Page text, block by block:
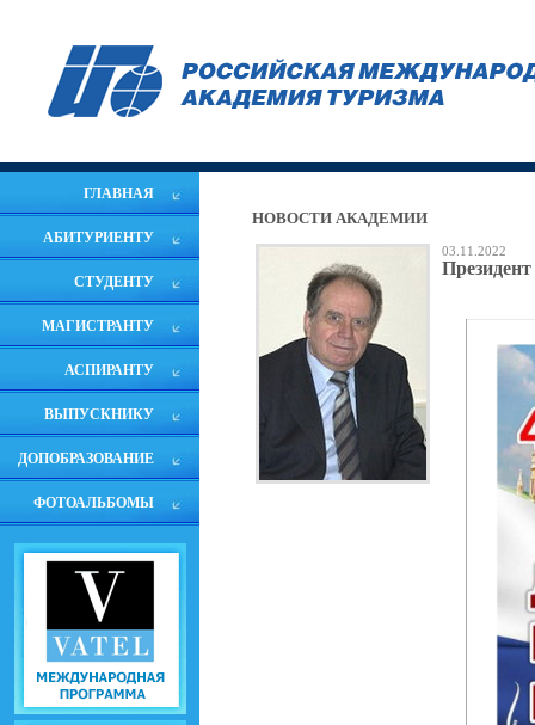
ГЛАВНАЯ
АБИТУРИЕНТУ
СТУДЕНТУ
МАГИСТРАНТУ
АСПИРАНТУ
ВЫПУСКНИКУ
ДОПОБРАЗОВАНИЕ
ФОТОАЛЬБОМЫ
НОВОСТИ АКАДЕМИИ
03.11.2022